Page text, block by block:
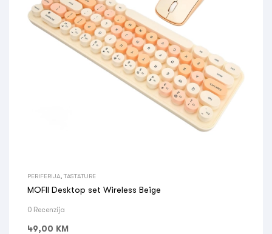
PERIFERIJA TASTATURE
MOFII Desktop set Wireless Beige
0 Recenzija
49,00 KM